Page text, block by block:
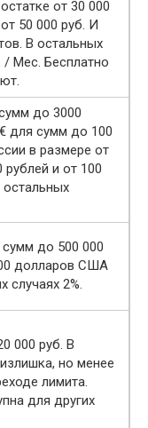
от 30 000
50 000 руб. И
В остальных
/ Мес. Бесплатно
до 3000
для сумм до 100
в размере от
и от 100
до 500 000
долларов США
случаях 2%.
000 руб. В
но менее
лимита.
для других